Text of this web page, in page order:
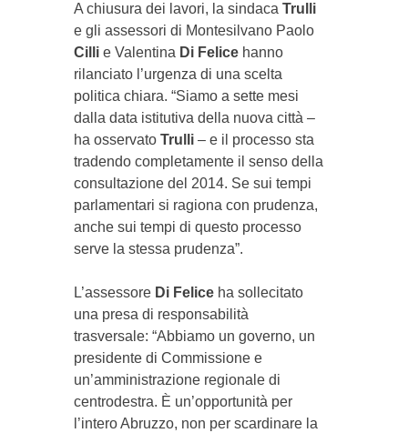
A chiusura dei lavori, la sindaca Trulli
e gli assessori di Montesilvano Paolo
Cillie Valentina Di Felicehanno
rilanciato l’urgenza di una scelta
politica chiara. “Siamo a sette mesi
dalla data istitutiva della nuova città –
ha osservato Trulli– e il processo sta
tradendo completamente il senso della
consultazione del 2014. Se sui tempi
parlamentari si ragiona con prudenza,
anche sui tempi di questo processo
serve la stessa prudenza”.
L’assessore Di Feliceha sollecitato
una presa di responsabilità
trasversale: “Abbiamo un governo, un
presidente di Commissione e
un’amministrazione regionale di
centrodestra. È un’opportunità per
l’intero Abruzzo, non per scardinare la